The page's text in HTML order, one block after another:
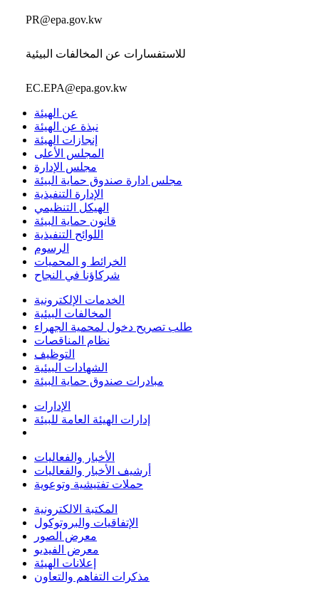
PR@epa.gov.kw
للاستفسارات عن المخالفات البيئية
EC.EPA@epa.gov.kw
عن الهيئة
نبذة عن الهيئة
إنجازات الهيئة
المجلس الأعلى
مجلس الإدارة
مجلس ادارة صندوق حماية البيئة
الإدارة التنفيذية
الهيكل التنظيمي
قانون حماية البيئة
اللوائح التنفيذية
الرسوم
الخرائط و المحميات
شركاؤنا في النجاح
الخدمات الإلكترونية
المخالفات البيئية
طلب تصريح دخول لمحمية الجهراء
نظام المناقصات
التوظيف
الشهادات البيئية
مبادرات صندوق حماية البيئة
الإدارات
إدارات الهيئة العامة للبيئة
الأخبار والفعاليات
أرشيف الأخبار والفعاليات
حملات تفتيشية وتوعوية
المكتبة الالكترونية
الإتفاقيات والبروتوكول
معرض الصور
معرض الفيديو
إعلانات الهيئة
مذكرات التفاهم والتعاون